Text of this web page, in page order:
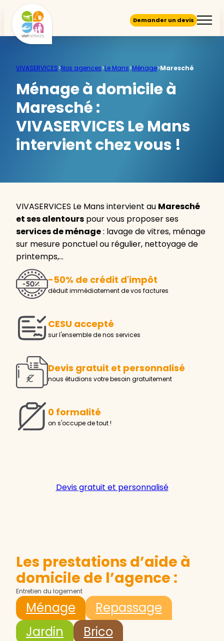
Demander un devis
VIVASERVICES>Nos agences>Le Mans>Ménage>Maresché
Ménage à domicile à
Maresché :
VIVASERVICES Le Mans
intervient chez vous !
VIVASERVICES Le Mans intervient au Maresché
et ses alentours pour vous proposer ses
services de ménage: lavage de vitres, ménage
sur mesure ponctuel ou régulier, nettoyage de
printemps,…
-50% de crédit d'impôt
déduit immédiatement de vos factures
CESU accepté
sur l'ensemble de nos services
Devis gratuit et personnalisé
nous étudions votre besoin gratuitement
0 formalité
on s'occupe de tout !
Devis gratuit et personnalisé
Les prestations d’aide à
domicile de l’agence :
Entretien du logement
Ménage
Repassage
Jardin
Brico